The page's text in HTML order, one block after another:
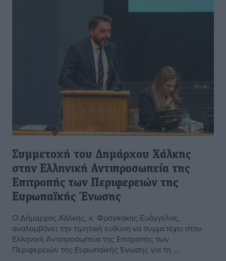
Συμμετοχή του Δημάρχου Χάλκης
στην Ελληνική Αντιπροσωπεία της
Επιτροπής των Περιφερειών της
Ευρωπαϊκής Ένωσης
Ο Δήμαρχος Χάλκης, κ. Φραγκάκης Ευάγγελος,
αναλαμβάνει την τιμητική ευθύνη να συμμετέχει στην
Ελληνική Αντιπροσωπεία της Επιτροπής των
Περιφερειών της Ευρωπαϊκής Ένωσης για τη ...